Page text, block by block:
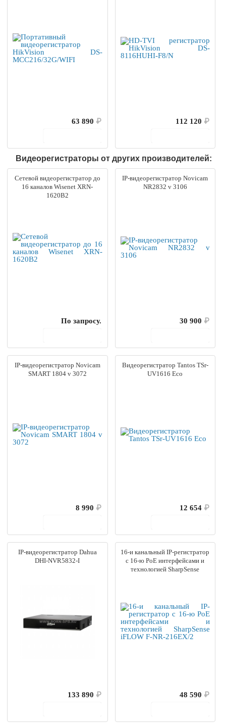
63 890 ₽
112 120 ₽
Видеорегистраторы от других производителей:
Сетевой видеорегистратор до
16 каналов Wisenet XRN-
1620B2
По запросу.
IP-видеорегистратор Novicam
NR2832 v 3106
30 900 ₽
IP-видеорегистратор Novicam
SMART 1804 v 3072
8 990 ₽
Видеорегистратор Tantos TSr-
UV1616 Eco
12 654 ₽
IP-видеорегистратор Dahua
DHI-NVR5832-I
133 890 ₽
16-и канальный IP-регистратор
c 16-ю PoE интерфейсами и
технологией SharpSense
48 590 ₽